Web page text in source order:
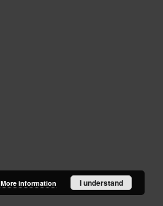
More information I understand